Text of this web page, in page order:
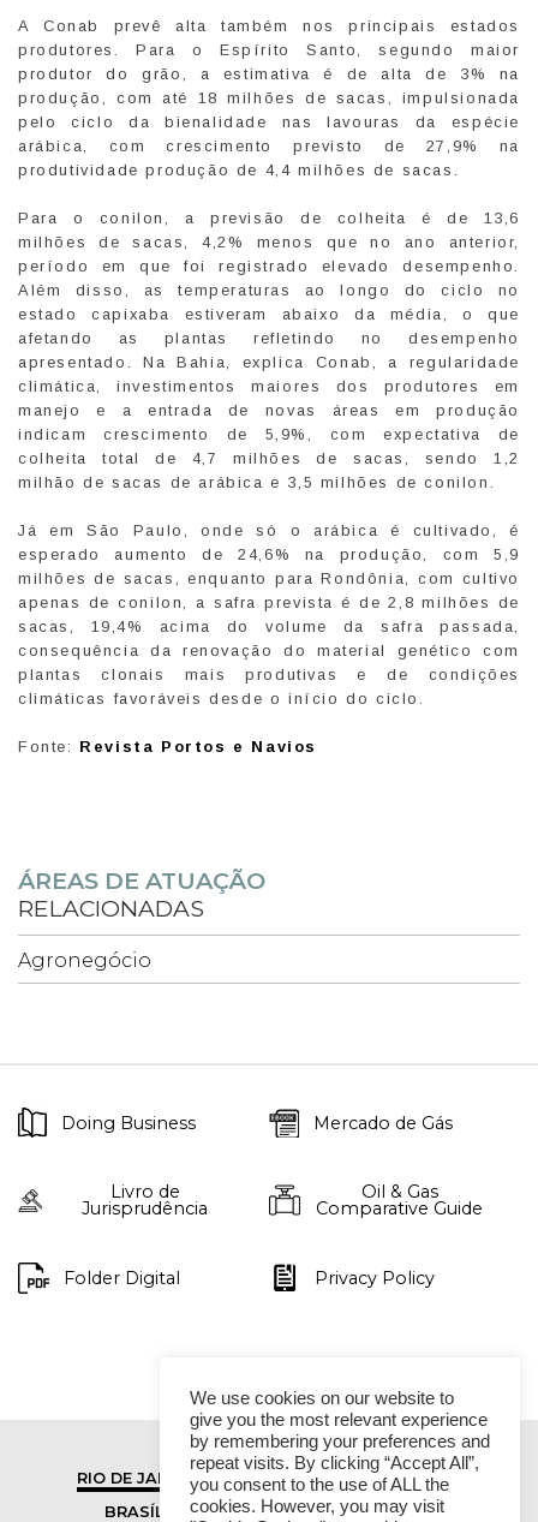
A Conab prevê alta também nos principais estados
produtores. Para o Espírito Santo, segundo maior
produtor do grão, a estimativa é de alta de 3% na
produção, com até 18 milhões de sacas, impulsionada
pelo ciclo da bienalidade nas lavouras da espécie
arábica, com crescimento previsto de 27,9% na
produtividade produção de 4,4 milhões de sacas.
Para o conilon, a previsão de colheita é de 13,6
milhões de sacas, 4,2% menos que no ano anterior,
período em que foi registrado elevado desempenho.
Além disso, as temperaturas ao longo do ciclo no
estado capixaba estiveram abaixo da média, o que
afetando as plantas refletindo no desempenho
apresentado. Na Bahia, explica Conab, a regularidade
climática, investimentos maiores dos produtores em
manejo e a entrada de novas áreas em produção
indicam crescimento de 5,9%, com expectativa de
colheita total de 4,7 milhões de sacas, sendo 1,2
milhão de sacas de arábica e 3,5 milhões de conilon.
Já em São Paulo, onde só o arábica é cultivado, é
esperado aumento de 24,6% na produção, com 5,9
milhões de sacas, enquanto para Rondônia, com cultivo
apenas de conilon, a safra prevista é de 2,8 milhões de
sacas, 19,4% acima do volume da safra passada,
consequência da renovação do material genético com
plantas clonais mais produtivas e de condições
climáticas favoráveis desde o início do ciclo.
Fonte: Revista Portos e Navios
ÁREAS DE ATUAÇÃO
RELACIONADAS
Agronegócio
Doing Business Mercado de Gás
Livro de
Jurisprudência
Oil & Gas
Comparative Guide
Folder Digital Privacy Policy
RIO DE JANEIRO
SÃO PAULO
BRASÍLIA
VITÓRIA
We use cookies on our website to
give you the most relevant experience
by remembering your preferences and
repeat visits. By clicking “Accept All”,
you consent to the use of ALL the
cookies. However, you may visit